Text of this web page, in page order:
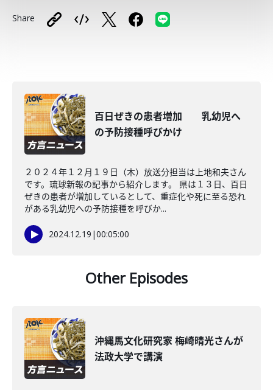
Share
百日ぜきの患者増加 乳幼児へ
の予防接種呼びかけ
２０２４年１２月１９日（木）放送分担当は上地和夫さん
です。琉球新報の記事から紹介します。 県は１３日、百日
ぜきの患者が増加しているとして、重症化や死に至る恐れ
がある乳幼児への予防接種を呼びか...
2024.12.19 |00:05:00
Other Episodes
沖縄馬文化研究家 梅崎晴光さんが
法政大学で講演